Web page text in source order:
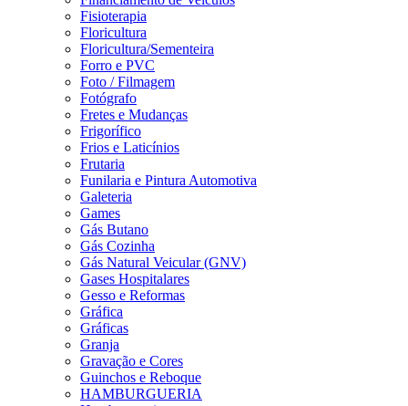
Fisioterapia
Floricultura
Floricultura/Sementeira
Forro e PVC
Foto / Filmagem
Fotógrafo
Fretes e Mudanças
Frigorífico
Frios e Laticínios
Frutaria
Funilaria e Pintura Automotiva
Galeteria
Games
Gás Butano
Gás Cozinha
Gás Natural Veicular (GNV)
Gases Hospitalares
Gesso e Reformas
Gráfica
Gráficas
Granja
Gravação e Cores
Guinchos e Reboque
HAMBURGUERIA